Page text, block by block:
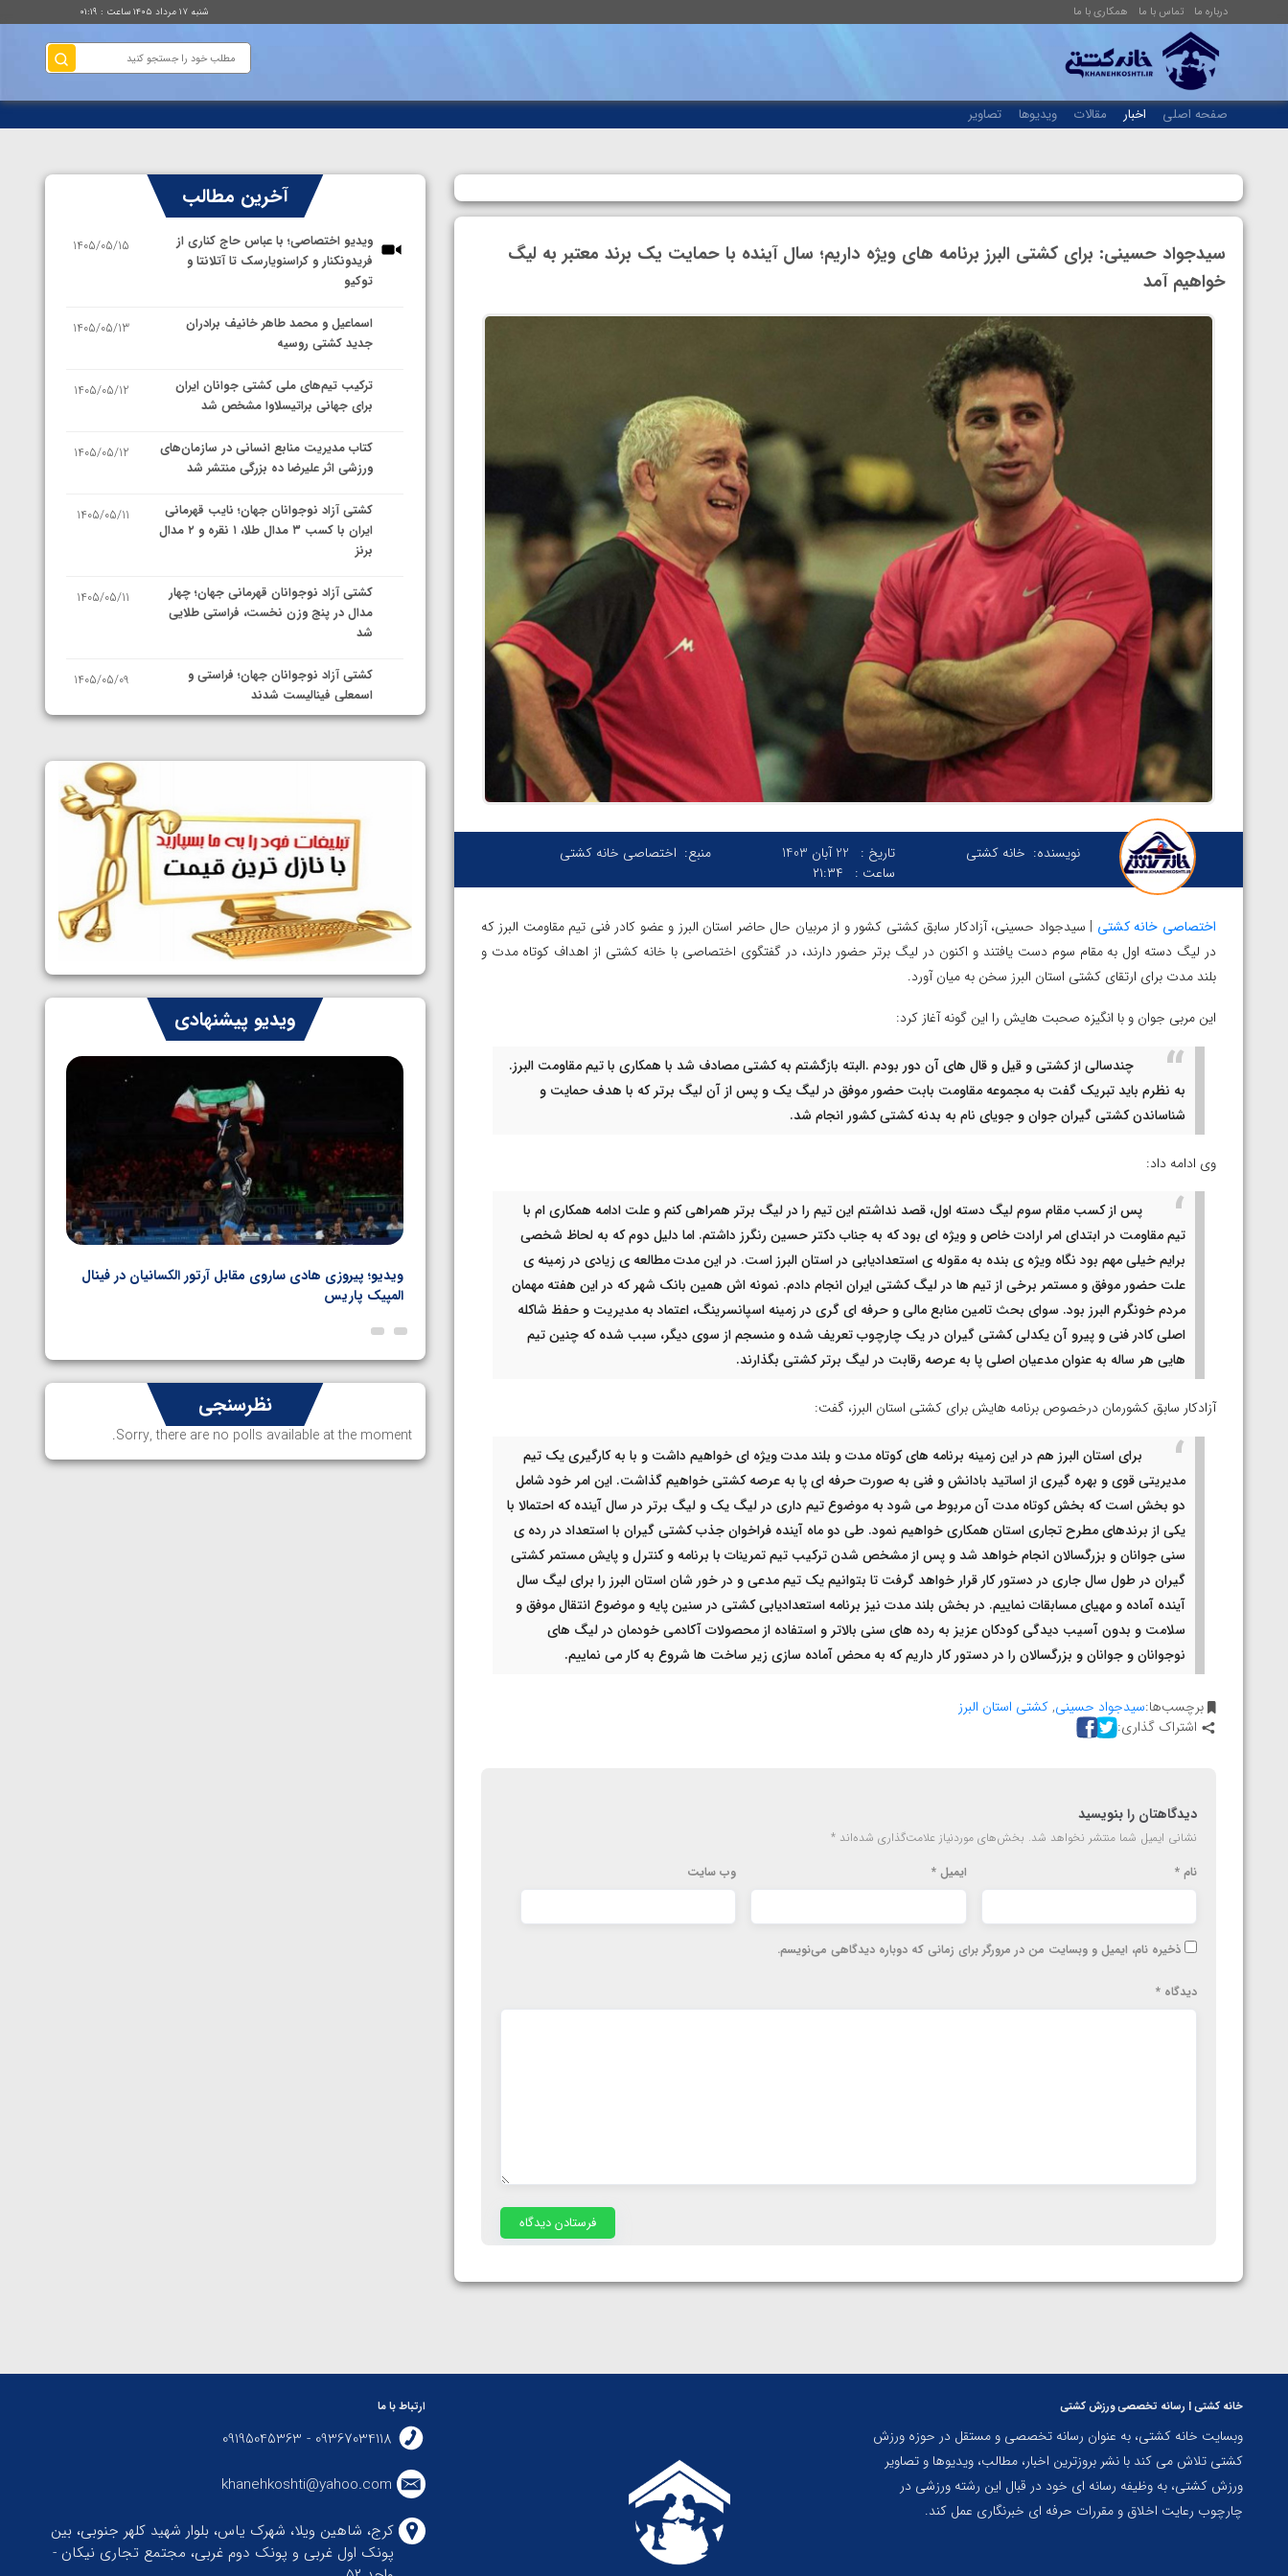
درباره ما تماس با ما همکاری با ما شنبه ۱۷ مرداد ۱۴۰۵ ساعت : ۰۱:۱۹
صفحه اصلی اخبار مقالات ویدیوها تصاویر
سیدجواد حسینی: برای کشتی البرز برنامه های ویژه داریم؛ سال آینده با حمایت یک برند معتبر به لیگ
خواهیم آمد
نویسنده: خانه کشتی تاریخ :
22 آبان 1403
ساعت :
۲۱:۳۴
منبع: اختصاصی خانه کشتی
اختصاصی خانه کشتی | سیدجواد حسینی، آزادکار سابق کشتی کشور و از مربیان حال حاضر استان البرز و عضو کادر فنی تیم مقاومت البرز که
در لیگ دسته اول به مقام سوم دست یافتند و اکنون در لیگ برتر حضور دارند، در گفتگوی اختصاصی با خانه کشتی از اهداف کوتاه مدت و
بلند مدت برای ارتقای کشتی استان البرز سخن به میان آورد.
این مربی جوان و با انگیزه صحبت هایش را این گونه آغاز کرد:
چندسالی از کشتی و قیل و قال های آن دور بودم .البته بازگشتم به کشتی مصادف شد با همکاری با تیم مقاومت البرز.
به نظرم باید تبریک گفت به مجموعه مقاومت بابت حضور موفق در لیگ یک و پس از آن لیگ برتر که با هدف حمایت و
شناساندن کشتی گیران جوان و جویای نام به بدنه کشتی کشور انجام شد.
وی ادامه داد:
پس از کسب مقام سوم لیگ دسته اول، قصد نداشتم این تیم را در لیگ برتر همراهی کنم و علت ادامه همکاری ام با
تیم مقاومت در ابتدای امر ارادت خاص و ویژه ای بود که به جناب دکتر حسین رنگرز داشتم. اما دلیل دوم که به لحاظ شخصی
برایم خیلی مهم بود نگاه ویژه ی بنده به مقوله ی استعدادیابی در استان البرز است. در این مدت مطالعه ی زیادی در زمینه ی
علت حضور موفق و مستمر برخی از تیم ها در لیگ کشتی ایران انجام دادم. نمونه اش همین بانک شهر که در این هفته مهمان
مردم خونگرم البرز بود. سوای بحث تامین منابع مالی و حرفه ای گری در زمینه اسپانسرینگ، اعتماد به مدیریت و حفظ شاکله
اصلی کادر فنی و پیرو آن یکدلی کشتی گیران در یک چارچوب تعریف شده و منسجم از سوی دیگر، سبب شده که چنین تیم
هایی هر ساله به عنوان مدعیان اصلی پا به عرصه رقابت در لیگ برتر کشتی بگذارند.
آزادکار سابق کشورمان درخصوص برنامه هایش برای کشتی استان البرز، گفت:
برای استان البرز هم در این زمینه برنامه های کوتاه مدت و بلند مدت ویژه ای خواهیم داشت و با به کارگیری یک تیم
مدیریتی قوی و بهره گیری از اساتید بادانش و فنی به صورت حرفه ای پا به عرصه کشتی خواهیم گذاشت. این امر خود شامل
دو بخش است که بخش کوتاه مدت آن مربوط می شود به موضوع تیم داری در لیگ یک و لیگ برتر در سال آینده که احتمالا با
یکی از برندهای مطرح تجاری استان همکاری خواهیم نمود. طی دو ماه آینده فراخوان جذب کشتی گیران با استعداد در رده ی
سنی جوانان و بزرگسالان انجام خواهد شد و پس از مشخص شدن ترکیب تیم تمرینات با برنامه و کنترل و پایش مستمر کشتی
گیران در طول سال جاری در دستور کار قرار خواهد گرفت تا بتوانیم یک تیم مدعی و در خور شان استان البرز را برای لیگ سال
آینده آماده و مهیای مسابقات نماییم. در بخش بلند مدت نیز برنامه استعدادیابی کشتی در سنین پایه و موضوع انتقال موفق و
سلامت و بدون آسیب دیدگی کودکان عزیز به رده های سنی بالاتر و استفاده از محصولات آکادمی خودمان در لیگ های
نوجوانان و جوانان و بزرگسالان را در دستور کار داریم که به محض آماده سازی زیر ساخت ها شروع به کار می نماییم.
برچسب‌ها:سیدجواد حسینی,کشتی استان البرز
اشتراک گذاری:
دیدگاهتان را بنویسید
نشانی ایمیل شما منتشر نخواهد شد. بخش‌های موردنیاز علامت‌گذاری شده‌اند *
نام * ایمیل* وب‌ سایت
ذخیره نام، ایمیل و وبسایت من در مرورگر برای زمانی که دوباره دیدگاهی می‌نویسم.
دیدگاه *
آخرین مطالب
ویدیو اختصاصی؛ با عباس حاج کناری از
فریدونکنار و کراسنویارسک تا آتلانتا و
توکیو
1405/05/15
اسماعیل و محمد طاهر خانیف برادران
جدید کشتی روسیه
1405/05/13
ترکیب تیم‌های ملی کشتی جوانان ایران
برای جهانی براتیسلاوا مشخص شد
1405/05/12
کتاب مدیریت منابع انسانی در سازمان‌های
ورزشی اثر علیرضا ده بزرگی منتشر شد
1405/05/12
کشتی آزاد نوجوانان جهان؛ نایب قهرمانی
ایران با کسب ۳ مدال طلا، ۱ نقره و ۲ مدال
برنز
1405/05/11
کشتی آزاد نوجوانان قهرمانی جهان؛ چهار
مدال در پنج وزن نخست، فراستی طلایی
شد
1405/05/11
کشتی آزاد نوجوانان جهان؛ فراستی و
اسمعلی فینالیست شدند
1405/05/09
نمایندگان ایران مشخص شدند
سوم برای ایران
1405/05/07
ایران چشم به راه چهار مدال در پنج وزن
دوم کشتی فرنگی نوجوانان جهان
1405/05/06
ویدیو پیشنهادی
امین میرزازاده
ویدیو؛ باخت امین کاویانی نژاد مقابل مالخاز آمویان از
ارمنستان
ویدیو؛ صعود حسن یزدانی به فینال المپیک با برتری مقابل
ناظم امینه
ویدیو؛ پیروزی هادی ساروی مقابل آرتور الکسانیان در فینال
المپیک پاریس
نظرسنجی
Sorry, there are no polls available at the moment.
خانه کشتی | رسانه تخصصی ورزش کشتی
وبسایت خانه کشتی، به عنوان رسانه تخصصی و مستقل در حوزه ورزش
کشتی تلاش می کند با نشر بروزترین اخبار، مطالب، ویدیوها و تصاویر
ورزش کشتی، به وظیفه رسانه ای خود در قبال این رشته ورزشی در
چارچوب رعایت اخلاق و مقررات حرفه ای خبرنگاری عمل کند.
ارتباط با ما
09367034118 - 09195045363
khanehkoshti@yahoo.com
کرج، شاهین ویلا، شهرک یاس، بلوار شهید کلهر جنوبی، بین
پونک اول غربی و پونک دوم غربی، مجتمع تجاری نیکان -